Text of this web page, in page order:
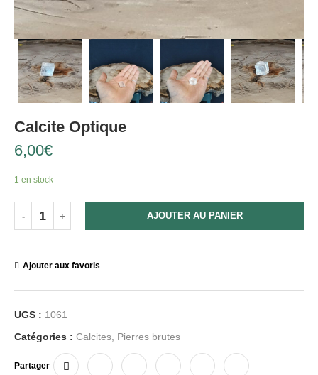
Calcite Optique
6,00€
1 en stock
AJOUTER AU PANIER
Ajouter aux favoris
UGS : 1061
Catégories : Calcites Pierres brutes
Partager